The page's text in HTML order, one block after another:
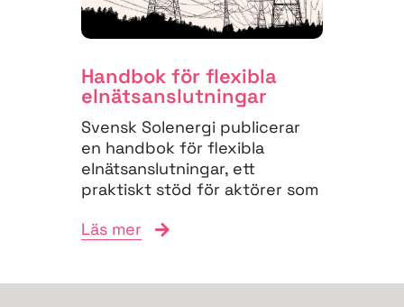
Handbok för flexibla
elnäts­anslutningar
Svensk Solenergi publicerar
en handbok för flexibla
elnätsanslutningar, ett
praktiskt stöd för aktörer som
anslutningsprocessen och
Läs mer